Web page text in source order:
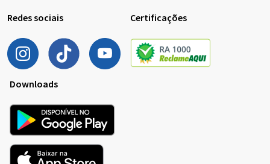
Redes sociais Certificações
Downloads